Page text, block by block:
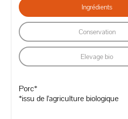
Ingrédients
Conservation
Elevage bio
Porc*
*issu de l'agriculture biologique